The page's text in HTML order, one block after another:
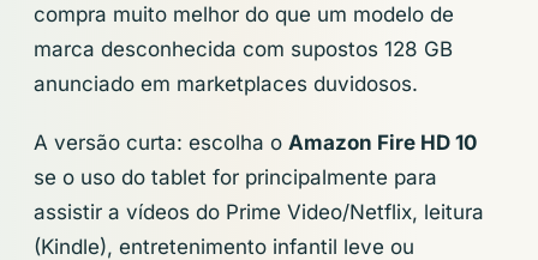
compra muito melhor do que um modelo de
marca desconhecida com supostos 128 GB
anunciado em marketplaces duvidosos.
A versão curta: escolha o Amazon Fire HD 10
se o uso do tablet for principalmente para
assistir a vídeos do Prime Video/Netflix, leitura
(Kindle), entretenimento infantil leve ou